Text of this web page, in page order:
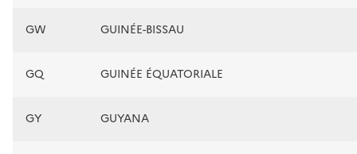
GW GUINÉE-BISSAU
GQ GUINÉE ÉQUATORIALE
GY GUYANA